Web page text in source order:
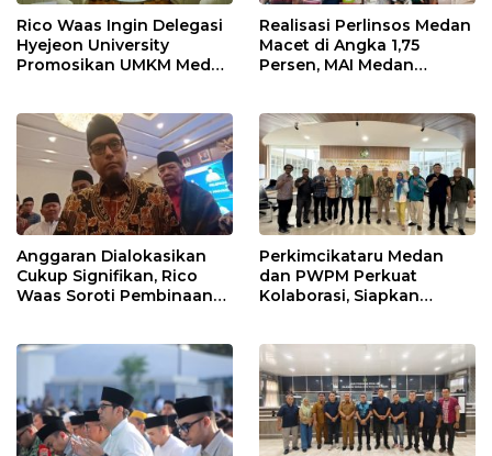
Rico Waas Ingin Delegasi
Hyejeon University
Promosikan UMKM Medan
Realisasi Perlinsos Medan
Macet di Angka 1,75
Persen, MAI Medan
Pemko
Anggaran Dialokasikan
Cukup Signifikan, Rico
Waas Soroti Pembinaan
Harian
Perkimcikataru Medan
dan PWPM Perkuat
Kolaborasi, Siapkan